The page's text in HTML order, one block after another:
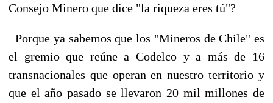
Consejo Minero que dice "la riqueza eres tú"?
Porque ya sabemos que los "Mineros de Chile" es
el gremio que reúne a Codelco y a más de 16
transnacionales que operan en nuestro territorio y
que el año pasado se llevaron 20 mil millones de